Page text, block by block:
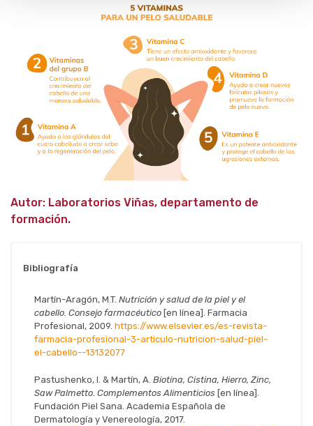
Autor: Laboratorios Viñas, departamento de
formación.
Bibliografía
Martín-Aragón, M.T. Nutrición y salud de la piel y el
cabello. Consejo farmacéutico [en línea]. Farmacia
Profesional, 2009. https://www.elsevier.es/es-revista-
farmacia-profesional-3-articulo-nutricion-salud-piel-
el-cabello--13132077
Pastushenko, I. & Martín, A. Biotina, Cistina, Hierro, Zinc,
Saw Palmetto. Complementos Alimenticios [en línea].
Fundación Piel Sana. Academia Española de
Dermatología y Venereología, 2017.